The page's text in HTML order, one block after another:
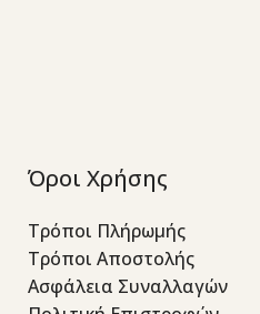
Όροι Χρήσης
Τρόποι Πλήρωμής
Τρόποι Αποστολής
Ασφάλεια Συναλλαγών